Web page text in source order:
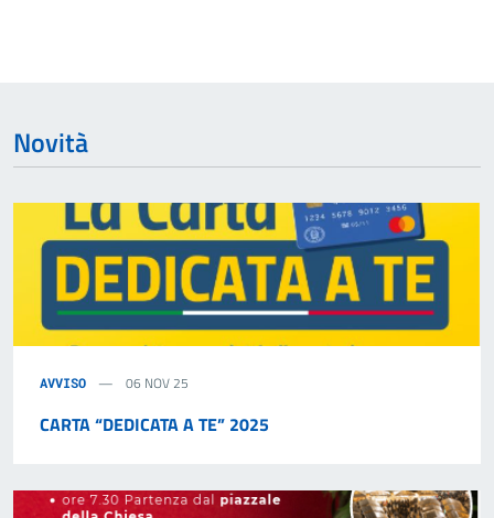
Novità
AVVISO 06 NOV 25
CARTA “DEDICATA A TE” 2025